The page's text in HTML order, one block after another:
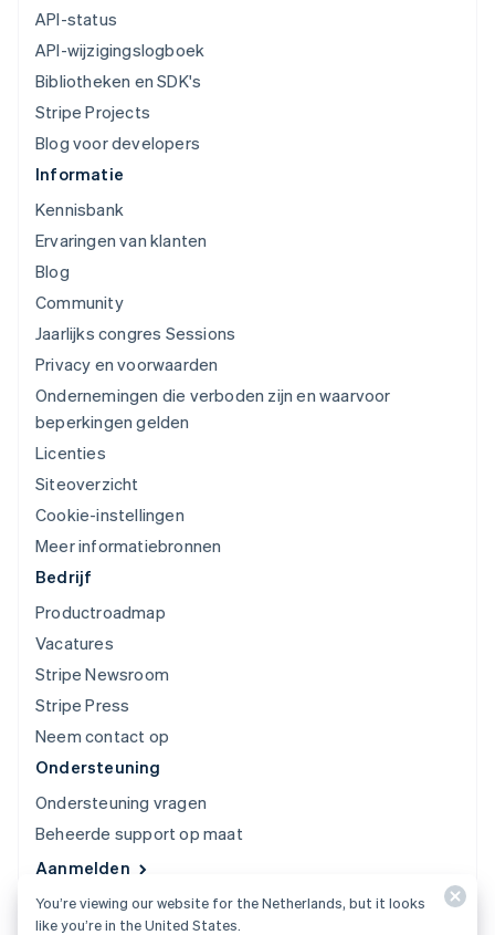
API-status
API-wijzigingslogboek
Bibliotheken en SDK's
Stripe Projects
Blog voor developers
Informatie
Kennisbank
Ervaringen van klanten
Blog
Community
Jaarlijks congres Sessions
Privacy en voorwaarden
Ondernemingen die verboden zijn en waarvoor
beperkingen gelden
Licenties
Siteoverzicht
Cookie-instellingen
Meer informatiebronnen
Bedrijf
Productroadmap
Vacatures
Stripe Newsroom
Stripe Press
Neem contact op
Ondersteuning
Ondersteuning vragen
Beheerde support op maat
Aanmelden
© 2026 Stripe, LLC
You’re viewing our website for the Netherlands, but it looks
like you’re in the United States.